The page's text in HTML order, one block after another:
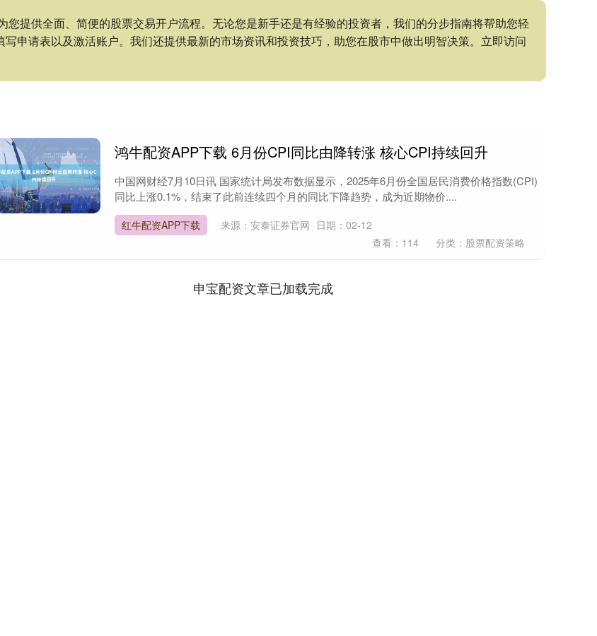
提供全面、简便的股票交易开户流程。无论您是新手还是有经验的投资者，我们的分步指南将帮助您轻
申请表以及激活账户。我们还提供最新的市场资讯和投资技巧，助您在股市中做出明智决策。立即访问
鸿牛配资APP下载 6月份CPI同比由降转涨 核心CPI持续回升
中国网财经7月10日讯 国家统计局发布数据显示，2025年6月份全国居民消费价格指数(CPI)
同比上涨0.1%，结束了此前连续四个月的同比下降趋势，成为近期物价....
红牛配资APP下载 来源：安泰证券官网 日期：02-12
查看： 114 分类： 股票配资策略
申宝配资文章已加载完成